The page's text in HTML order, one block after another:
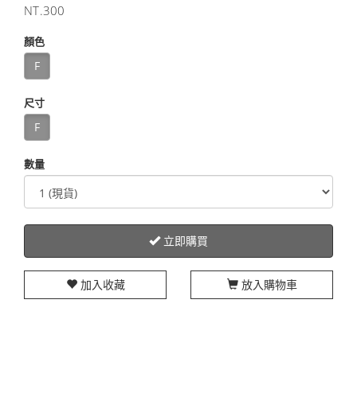
售
NT.300
顏色
F
尺寸
F
數量
立即購買
加入收藏 放入購物車